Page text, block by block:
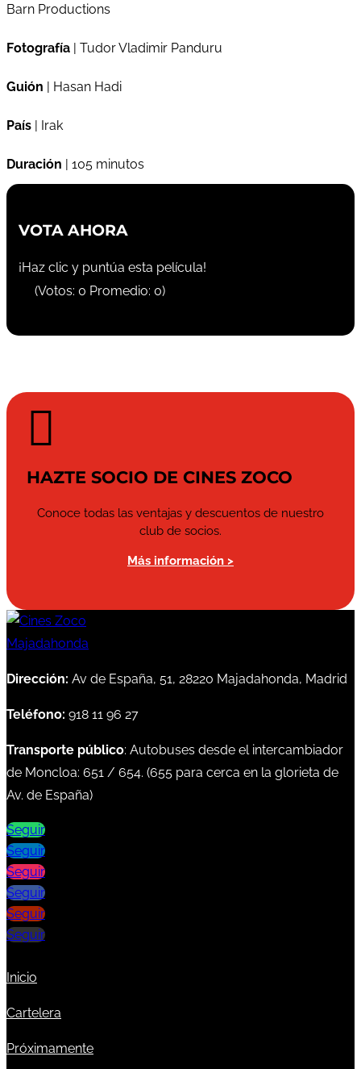
Barn Productions
Fotografía | Tudor Vladimir Panduru
Guión | Hasan Hadi
País | Irak
Duración | 105 minutos
VOTA AHORA
¡Haz clic y puntúa esta película!
(Votos: 0 Promedio: 0)

HAZTE SOCIO DE CINES ZOCO
Conoce todas las ventajas y descuentos de nuestro
club de socios.
Más información >
Dirección: Av de España, 51, 28220 Majadahonda, Madrid
Teléfono: 918 11 96 27
Transporte público: Autobuses desde el intercambiador
de Moncloa: 651 / 654. (655 para cerca en la glorieta de
Av. de España)
Seguir
Seguir
Seguir
Seguir
Seguir
Seguir
Inicio
Cartelera
Próximamente